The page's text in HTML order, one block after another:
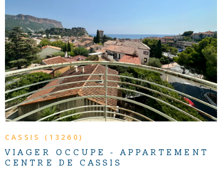
CASSIS (13260)
VIAGER OCCUPE - APPARTEMENT
CENTRE DE CASSIS
VOIR LE BIEN